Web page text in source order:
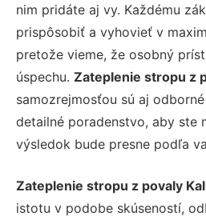
nim pridáte aj vy. Každému
prispôsobiť a vyhovieť v
pretože vieme, že osobný
úspechu. Zateplenie stropu z
samozrejmosťou sú aj
detailné poradenstvo, aby ste
výsledok bude presne podľa
Zateplenie stropu z povaly
istotu v podobe skúseností,